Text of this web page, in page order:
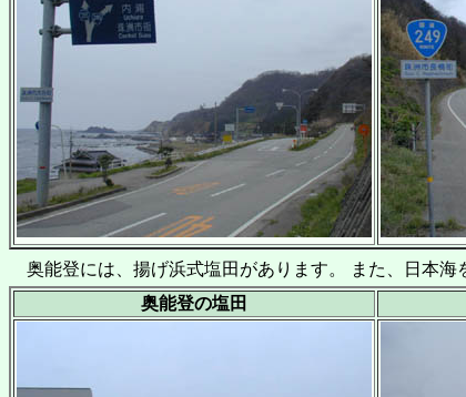
奥能登には、揚げ浜式塩田があります。 また、日本海
奥能登の塩田